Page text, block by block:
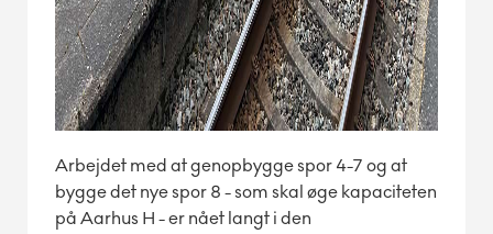
Arbejdet med at genopbygge spor 4-7 og at
bygge det nye spor 8 - som skal øge kapaciteten
på Aarhus H - er nået langt i den